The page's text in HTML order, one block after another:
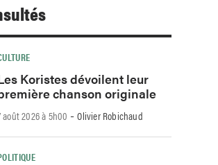
Koristes dévoilent leur
chanson originale
août 2026 à 5h00 -Olivier Robichaud